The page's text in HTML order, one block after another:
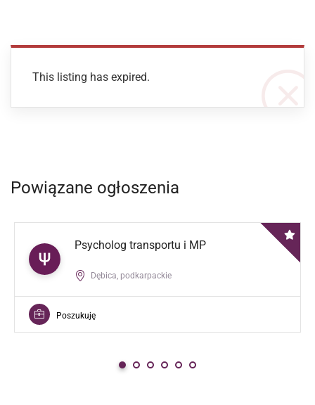
This listing has expired.
Powiązane ogłoszenia
Psycholog transportu i MP
Dębica, podkarpackie
Poszukuję